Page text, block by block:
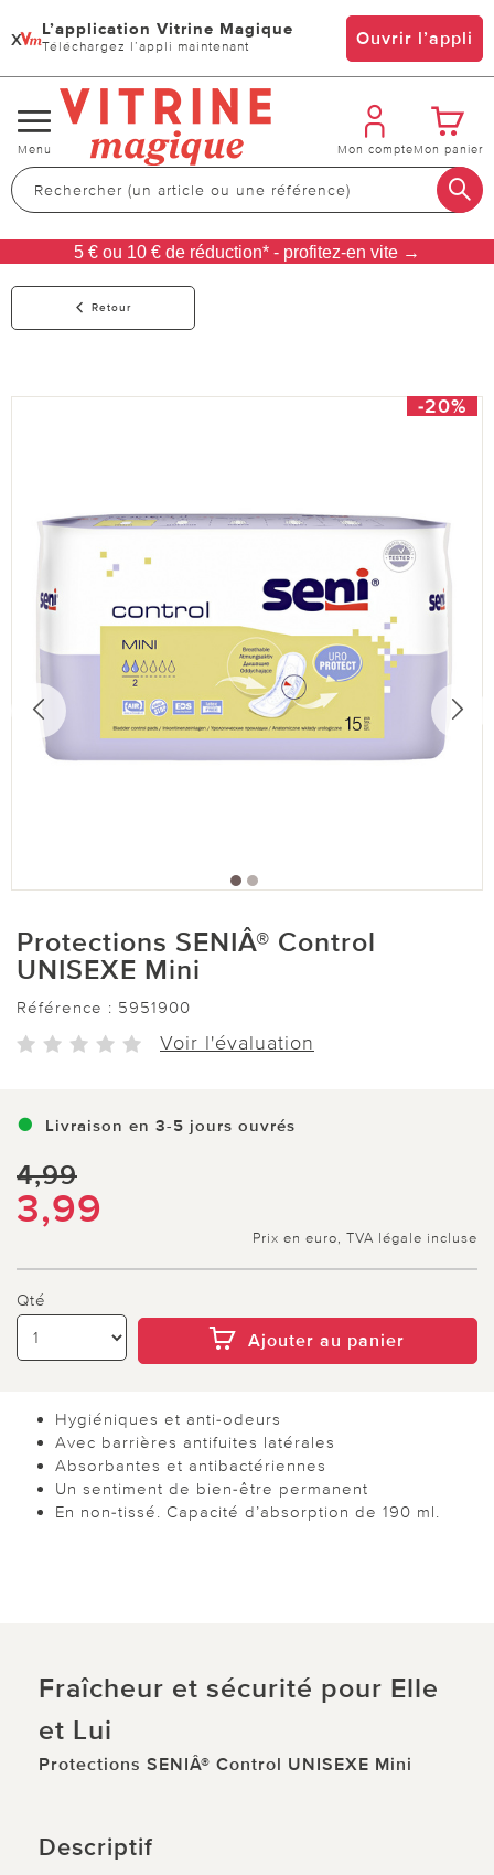
x L’application Vitrine Magique
Téléchargez l’appli maintenant Ouvrir l’appli
Changer
de
navigation
Menu Mon compteMon panier
5 € ou 10 € de réduction* - profitez-en vite →
Retour
-20%
Protections SENIÂ® Control
UNISEXE Mini
Référence : 5951900
Voir l'évaluation
Livraison en 3-5 jours ouvrés
4,99
3,99
Prix en euro, TVA légale incluse
Qté
Ajouter au panier
Hygiéniques et anti-odeurs
Avec barrières antifuites latérales
Absorbantes et antibactériennes
Un sentiment de bien-être permanent
En non-tissé. Capacité d’absorption de 190 ml.
Fraîcheur et sécurité pour Elle
et Lui
Protections SENIÂ® Control UNISEXE Mini
Descriptif